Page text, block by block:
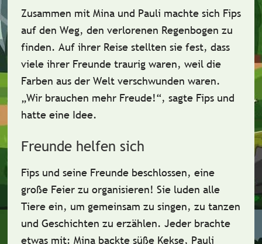
Zusammen mit Mina und Pauli machte sich Fips
auf den Weg, den verlorenen Regenbogen zu
finden. Auf ihrer Reisestellten sie fest, dass
viele ihrer Freunde traurig waren, weil die
Farben aus der Welt verschwunden waren.
„Wir brauchen mehr Freude!“, sagte Fips und
hatte eine Idee.
Freunde helfen sich
Fips und seine Freunde beschlossen, eine
große Feierzu organisieren! Sie luden alle
Tiere ein, um gemeinsam zu singen, zu tanzen
und Geschichten zu erzählen. Jeder brachte
etwas mit: Mina backte süße Kekse, Pauli